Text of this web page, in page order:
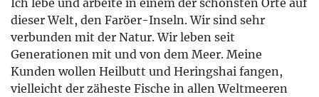
Ich lebe und arbeite in einem der schönsten Orte auf
dieser Welt, den Faröer-Inseln. Wir sind sehr
verbunden mit der Natur. Wir leben seit
Generationen mit und von dem Meer. Meine
Kunden wollen Heilbutt und Heringshai fangen,
vielleicht der zäheste Fische in allen Weltmeeren